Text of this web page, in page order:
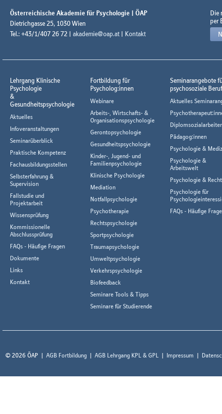
Österreichische Akademie für Psychologie | ÖAP
Dietrichgasse 25, 1030 Wien
Tel.: +43/1/407 26 72 | akademie@oap.at | Kontakt
Die
per
Lehrgang Klinische
Psychologie
&
Gesundheitspsychologie
Aktuelles
Infoveranstaltungen
Seminarüberblick
Praktische Kompetenz
Fachausbildungsstellen
Selbsterfahrung &
Supervision
Fallstudie und
Projektarbeit
Wissensprüfung
Kommissionelle
Abschlussprüfung
FAQs - Häufige Fragen
Dokumente
Links
Kontakt
Fortbildung für
Psycholog:innen
Webinare
Arbeits-, Wirtschafts- &
Organisationspsychologie
Gerontopsychologie
Gesundheitspsychologie
Kinder-, Jugend- und
Familienpsychologie
Klinische Psychologie
Mediation
Notfallpsychologie
Psychotherapie
Rechtspsychologie
Sportpsychologie
Traumapsychologie
Umweltpsychologie
Verkehrspsychologie
Biofeedback
Seminare Tools & Tipps
Seminare für Studierende
Seminarangebote
psychosoziale
Aktuelles
Pädagog:innen
Psychologie &
Psychologie &
Arbeitswelt
Psychologie & Recht
Psychologie für
FAQs - Häufige
© 2026 ÖAP AGB Fortbildung AGB Lehrgang KPL & GPL Impressum